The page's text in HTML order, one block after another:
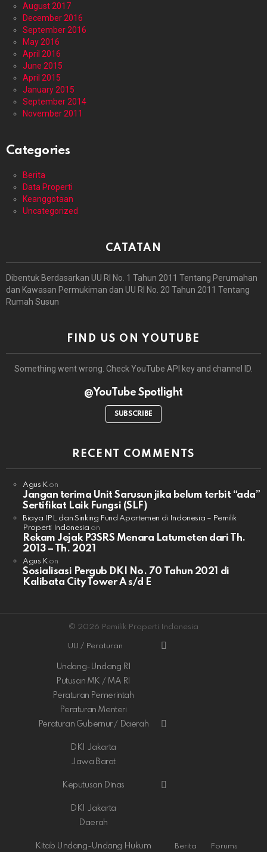
August 2017
December 2016
September 2016
May 2016
April 2016
June 2015
April 2015
January 2015
September 2014
November 2011
Categories
Berita
Data Properti
Keanggotaan
Uncategorized
CATATAN
Dibentuk Berdasarkan UU RI No. 1 Tahun 2011 Tentang Perumahan
dan Kawasan Permukiman dan UU RI No. 20 Tahun 2011 Tentang
Rumah Susun
FIND US ON YOUTUBE
Something went wrong. Check YouTube API key and channel ID.
@YouTube Spotlight
SUBSCRIBE
RECENT COMMENTS
Agus Kon
Jangan terima Unit Sarusun jika belum terbit “ada”
Sertifikat Laik Fungsi (SLF)
Biaya IPL dan Sinking Fund Apartemen di Indonesia – Pemilik
Properti Indonesia on
Rekam Jejak P3SRS Menara Latumeten dari Th.
2013 – Th. 2021
Agus Kon
Sosialisasi Pergub DKI No. 70 Tahun 2021 di
Kalibata City Tower A s/d E
© 2026 Pemilik Properti Indonesia
UU / Peraturan
Undang-Undang RI
Putusan MK / MA RI
Peraturan Pemerintah
Peraturan Menteri
Peraturan Gubernur / Daerah
DKI Jakarta
Jawa Barat
Keputusan Dinas
DKI Jakarta
Daerah
Kitab Undang-Undang Hukum Berita Forums